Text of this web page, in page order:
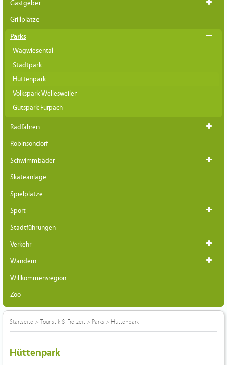
Gastgeber
Grillplätze
Parks
Wagwiesental
Stadtpark
Hüttenpark
Volkspark Wellesweiler
Gutspark Furpach
Radfahren
Robinsondorf
Schwimmbäder
Skateanlage
Spielplätze
Sport
Stadtführungen
Verkehr
Wandern
Willkommensregion
Zoo
Startseite > Touristik & Freizeit > Parks > Hüttenpark
Hüttenpark